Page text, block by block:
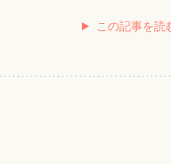
この記事を読